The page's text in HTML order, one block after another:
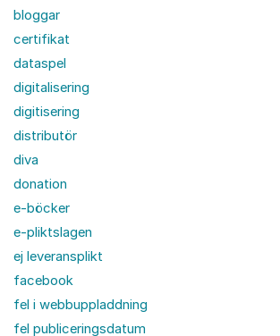
bloggar
certifikat
dataspel
digitalisering
digitisering
distributör
diva
donation
e-böcker
e-pliktslagen
ej leveransplikt
facebook
fel i webbuppladdning
fel publiceringsdatum